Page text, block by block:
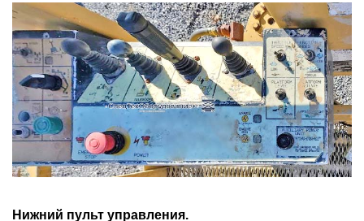
Нижний пульт управления.